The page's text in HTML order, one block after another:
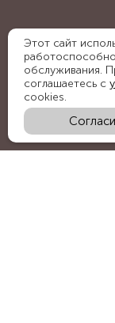
Этот сайт
обслуживания.
соглашаетесь с
cookies.